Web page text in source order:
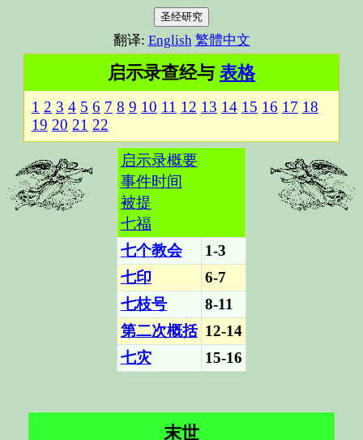
圣经研究
翻译: English 繁體中文
启示录查经与 表格
1 2 3 4 5 6 7 8 9 10 11 12 13 14 15 16 17 18
19 20 21 22
启示录概要
事件时间
被提
七福
七个教会
1-3
七印
6-7
七枝号
8-11
第二次概括 12-14
七灾
15-16
末世